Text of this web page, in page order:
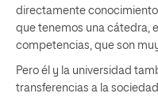
directamente
que tenemos una cátedra,
competencias, que son
Pero él y la universidad
transferencias a la